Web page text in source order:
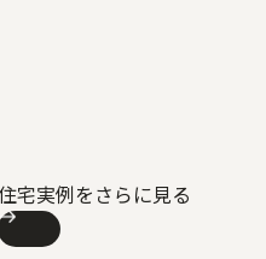
宅実例をさらに見る